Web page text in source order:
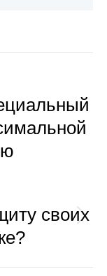
своих